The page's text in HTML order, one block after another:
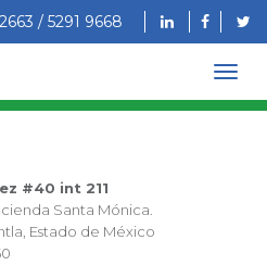
/ 5291 9668
#40 int 211
Santa Mónica.
Estado de México